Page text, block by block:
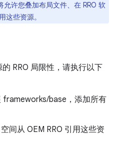
许您叠加布局文件、在 RRO 软
这些资源。
RRO 局限性，请执行以下
frameworks/base，添加所有
间从 OEM RRO 引用这些资